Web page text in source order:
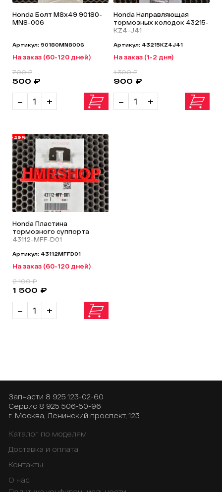
Honda Болт М8x49 90180-
MN8-006
Артикул: 90180MN8006
На заказ (60-120 дней)
- +
500 ₽
700 ₽
Honda Направляющая
тормозных колодок 43215-
KZ4-J41
Артикул: 43215KZ4J41
На заказ (1-2 дня)
- +
900 ₽
1 300 ₽
-29%
Honda Пластина
тормозного суппорта
43112-MFF-D01
Артикул: 43112MFFD01
На заказ (60-120 дней)
- +
1 500 ₽
2 100 ₽
Запчасти 8 925 123-02-60
Сервис 8 925 506-50-96
г. Москва, Ленинский проспект, 123
Каталог по моделям
Доставка и оплата
Контакты
О нас